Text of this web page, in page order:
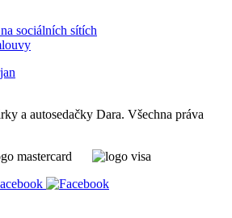
sociálních sítích
a autosedačky Dara. Všechna práva